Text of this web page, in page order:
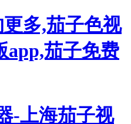
多,茄子色视
app,茄子免费